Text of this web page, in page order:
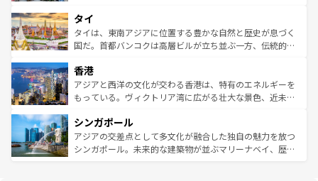
リティに包まれながら、韓国の多彩な魅力を心ゆくまで味
わってみてほしい。 なお、新着の韓国情報はコンテンツ一
覧を参照してほしい。
急速な発展と共に伝統が息づく。ハノイの古い町並みやホ
ーチミン市のフランス統治時代の建物も、独特の雰囲気を
醸し出している。また、バラエティの豊かさとおいしさで
とつ。フォーやバインミー、ベトナムコーヒーなどは、ぜ
ひ現地で味わいたい。どの地域を訪れてもあたたかい人々
が旅行者を迎えてくれるので、きっと忘れられない旅にな
参照してほしい。
タイ
タイは、東南アジアに位置する豊かな自然と歴史が息づく
国だ。首都バンコクは高層ビルが立ち並ぶ一方、伝統的な
の活気が交差している。北部ではチェンマイなどの山岳地
帯で自然と触れ合い、南部ではプーケットやクラビの美し
いビーチでリゾート気分を楽しむことができる。タイ料理
激する。気候は一年中温暖で、どの季節にも異なる楽しみ
が待っている。親しみやすいタイの人々、仏教を中心とし
た文化、そして多様な観光資源が、訪れる旅人を魅了し続
香港
アジアと西洋の文化が交わる香港は、特有のエネルギーを
もっている。ヴィクトリア湾に広がる壮大な景色、近未来
み、どこを訪れても感動するはず。観光スポットが密集し
ており、効率よく見どころを回れるのも魅力。息をのむよ
うな絶景から文化的な体験まで、香港を存分に楽しみ尽く
シンガポール
アジアの交差点として多文化が融合した独自の魅力を放つ
シンガポール。未来的な建築物が並ぶマリーナベイ、歴史